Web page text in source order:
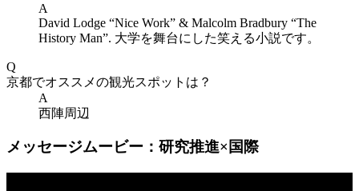
A
David Lodge “Nice Work” & Malcolm Bradbury “The
History Man”. 大学を舞台にした笑える小説です。
Q
京都でオススメの観光スポットは？
A
西陣周辺
メッセージムービー：研究推進×国際